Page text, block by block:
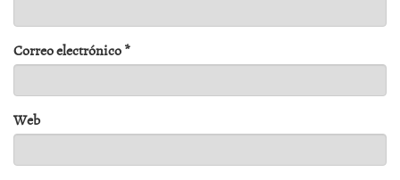
Correo electrónico*
Web